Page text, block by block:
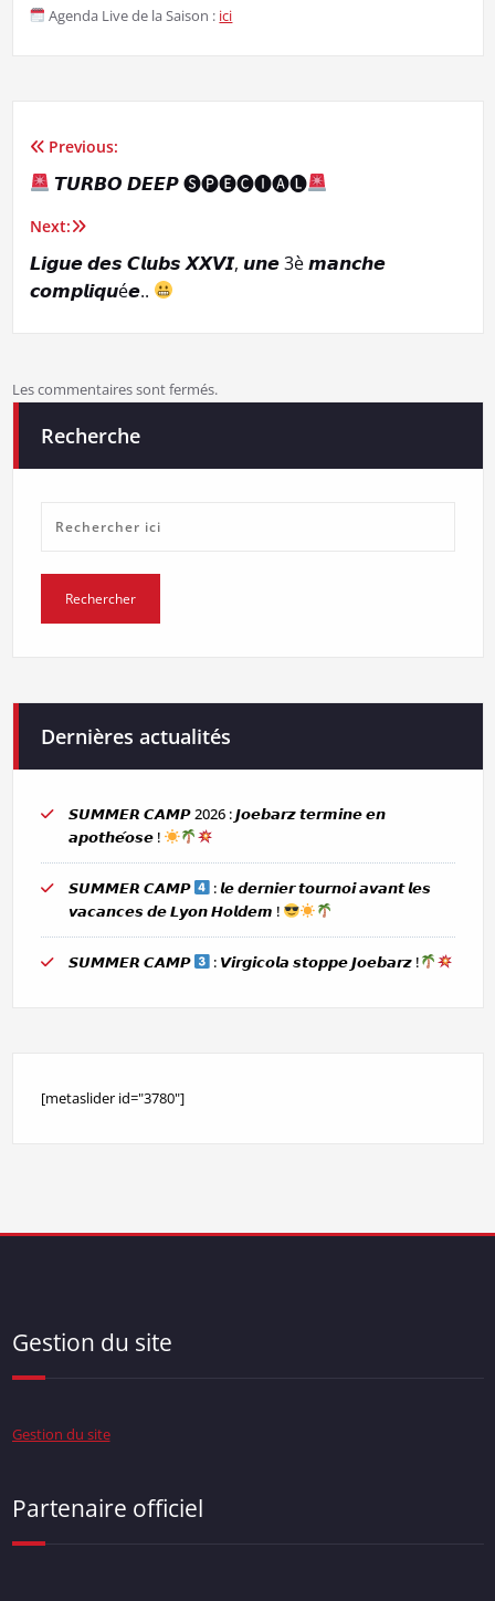
Agenda Live de la Saison : ici
Navigation
de
l’article
Previous:
𝙏𝙐𝙍𝘽𝙊 𝘿𝙀𝙀𝙋 🅢🅟🅔🅒🅘🅐🅛
Next:
𝙇𝙞𝙜𝙪𝙚 𝙙𝙚𝙨 𝘾𝙡𝙪𝙗𝙨 𝙓𝙓𝙑𝙄, 𝙪𝙣𝙚 3è 𝙢𝙖𝙣𝙘𝙝𝙚
𝙘𝙤𝙢𝙥𝙡𝙞𝙦𝙪é𝙚..
Les commentaires sont fermés.
Recherche
Dernières actualités
𝙎𝙐𝙈𝙈𝙀𝙍 𝘾𝘼𝙈𝙋 2026 : 𝙅𝙤𝙚𝙗𝙖𝙧𝙯 𝙩𝙚𝙧𝙢𝙞𝙣𝙚 𝙚𝙣
𝙖𝙥𝙤𝙩𝙝𝙚́𝙤𝙨𝙚 !
𝙎𝙐𝙈𝙈𝙀𝙍 𝘾𝘼𝙈𝙋
: 𝙡𝙚 𝙙𝙚𝙧𝙣𝙞𝙚𝙧 𝙩𝙤𝙪𝙧𝙣𝙤𝙞 𝙖𝙫𝙖𝙣𝙩 𝙡𝙚𝙨
𝙫𝙖𝙘𝙖𝙣𝙘𝙚𝙨 𝙙𝙚 𝙇𝙮𝙤𝙣 𝙃𝙤𝙡𝙙𝙚𝙢 !
𝙎𝙐𝙈𝙈𝙀𝙍 𝘾𝘼𝙈𝙋 : 𝙑𝙞𝙧𝙜𝙞𝙘𝙤𝙡𝙖 𝙨𝙩𝙤𝙥𝙥𝙚 𝙅𝙤𝙚𝙗𝙖𝙧𝙯 !
[metaslider id="3780"]
Gestion du site
Gestion du site
Partenaire officiel